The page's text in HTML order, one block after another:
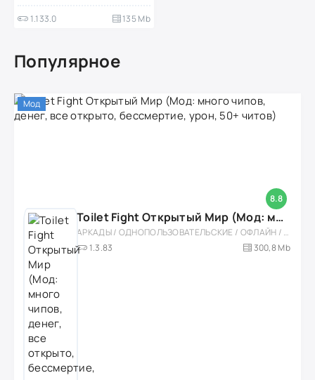
1.133.0 135 Mb
Популярное
8.8
Мод
Toilet Fight Открытый Мир (Мод: много чипов, денег, все открыто, бессмертие, урон, 50+ читов)
АРКАДЫ / ОДНОПОЛЬЗОВАТЕЛЬСКИЕ / ОФЛАЙН / МОД / РОЛЕВЫЕ / ШУТЕРЫ / ОТКРЫТЫЙ МИР / ВСТРОЕННЫЙ КЕШ / 3D / ЭКШЕНЫ / ТУАЛЕТНЫЕ ВОЙНЫ / ДЛЯ ДЕТЕЙ
1.3.83
300,8 Mb